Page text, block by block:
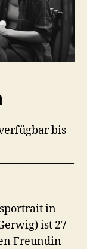
bis
in
ist 27
Freundin